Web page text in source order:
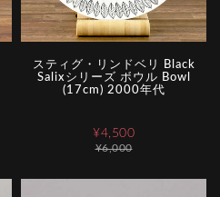
スティグ・リンドベリ Black
Salixシリーズ ボウル Bowl
(17cm) 2000年代
¥6,000
¥4,500